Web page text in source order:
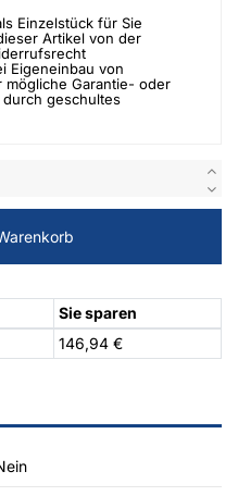
Einzelstück für Sie
Artikel von der
Eigeneinbau von
mögliche Garantie- oder
durch geschultes
Sie sparen
146,94 €